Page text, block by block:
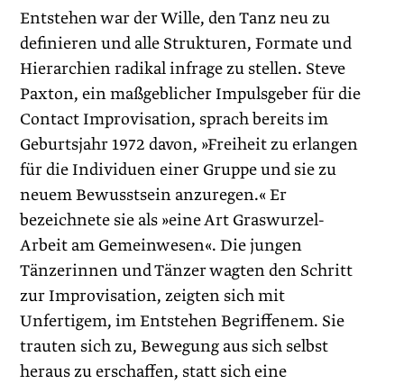
Entstehen war der Wille, den Tanz neu zu
definieren und alle Strukturen, Formate und
Hierarchien radikal infrage zu stellen. Steve
Paxton, ein maßgeblicher Impulsgeber für die
Contact Improvisation, sprach bereits im
Geburtsjahr 1972 davon, »Freiheit zu erlangen
für die Individuen einer Gruppe und sie zu
neuem Bewusstsein anzuregen.« Er
bezeichnete sie als »eine Art Graswurzel-
Arbeit am Gemeinwesen«. Die jungen
Tänzerinnen und Tänzer wagten den Schritt
zur Improvisation, zeigten sich mit
Unfertigem, im Entstehen Begriffenem. Sie
trauten sich zu, Bewegung aus sich selbst
heraus zu erschaffen, statt sich eine